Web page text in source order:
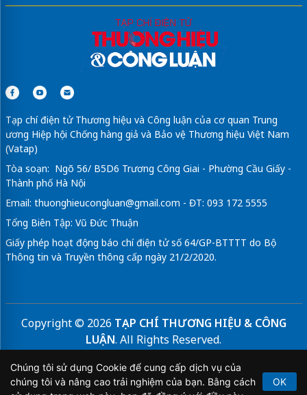
Tạp chí điện tử Thương hiệu và Công luận của cơ quan Trung
ương Hiệp hội Chống hàng giả và Bảo vệ Thương hiệu Việt Nam
(Vatap)
Tòa soạn: Ngõ 56/ B5D6 Trương Công Giai - Phường Cầu Giấy -
Thành phố Hà Nội
Email: thuonghieucongluan@gmail.com - ĐT: 093 172 5555
Tổng Biên Tập: Vũ Đức Thuận
Giấy phép hoạt động báo chí điện tử số 64/GP-BTTTT do Bộ
Thông tin và Truyền thông cấp ngày 21/2/2020.
Copyright © 2026 TẠP CHÍ THƯƠNG HIỆU & CÔNG
LUẬN. All Rights Reserved.
Bản quyền thuộc Tạp chí Thương hiệu và Công luận. Cấm
sao chép dưới mọi hình thức nếu không có sự chấp thuận
Chúng tôi sử dụng Cookie để cung cấp dịch vụ của
chúng tôi và nâng cao trải nghiệm của bạn. Bằng cách
OK